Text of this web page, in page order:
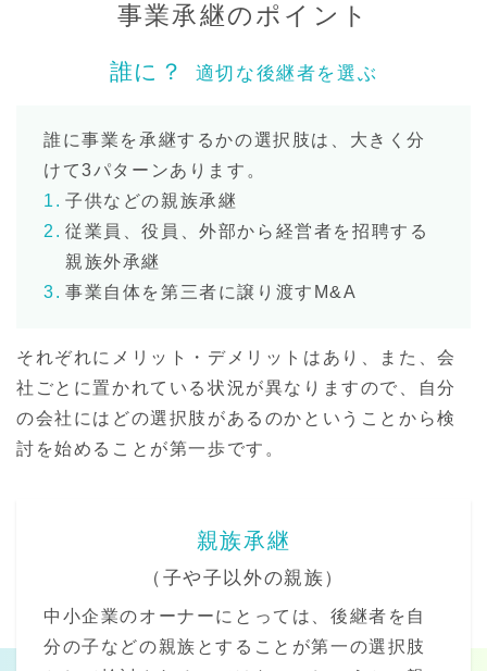
事業承継のポイント
誰に？ 適切な後継者を選ぶ
誰に事業を承継するかの選択肢は、大きく分
けて3パターンあります。
1. 子供などの親族承継
2. 従業員、役員、外部から経営者を招聘する
親族外承継
3. 事業自体を第三者に譲り渡すM&A
それぞれにメリット・デメリットはあり、また、会
社ごとに置かれている状況が異なりますので、自分
の会社にはどの選択肢があるのかということから検
討を始めることが第一歩です。
親族承継
（子や子以外の親族）
中小企業のオーナーにとっては、後継者を自
分の子などの親族とすることが第一の選択肢